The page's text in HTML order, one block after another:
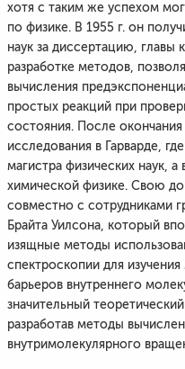
хотя с таким же успехом
по физике. В 1955 г. он
наук за диссертацию,
разработке методов,
вычисления
простых реакций при
состояния. После
исследования в Гарварде,
магистра физических наук,
химической физике. Свою
совместно с сотрудниками
Брайта Уилсона, который
изящные методы
спектроскопии для
барьеров внутреннего
значительный
разработав методы
внутримолекулярного